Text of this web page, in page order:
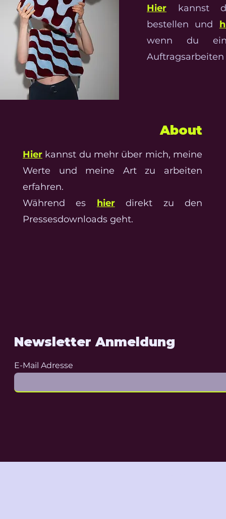
Hier
kannst
bestellen und
wenn du
Auftragsarbeiten
About
Hier kannst du mehr über mich, meine
Werte und meine Art zu arbeiten
erfahren.
Während es hier
direkt zu den
Pressesdownloads geht.
Newsletter Anmeldung
E-Mail Adresse